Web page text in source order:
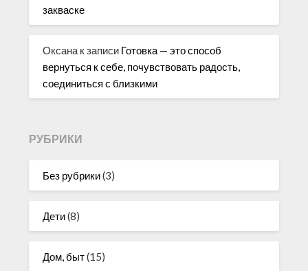
закваске
Оксана к записи Готовка — это способ
вернуться к себе, почувствовать радость,
соединиться с близкими
РУБРИКИ
Без рубрики(3)
Дети(8)
Дом, быт(15)